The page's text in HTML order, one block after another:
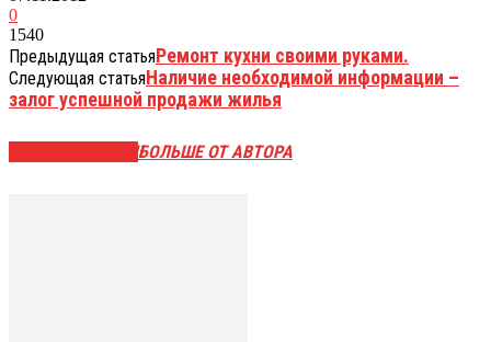
0
1540
Предыдущая статьяРемонт кухни своими руками.
Следующая статьяНаличие необходимой информации –
залог успешной продажи жилья
БОЛЬШЕ ОТ АВТОРА